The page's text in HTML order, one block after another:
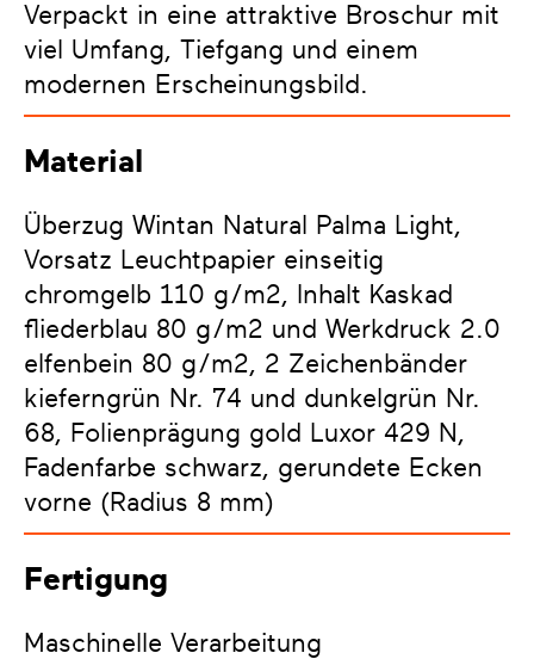
Verpackt in eine attraktive Broschur mit
viel Umfang, Tiefgang und einem
modernen Erscheinungsbild.
Material
Überzug Wintan Natural Palma Light,
Vorsatz Leuchtpapier einseitig
chromgelb 110 g/m2, Inhalt Kaskad
fliederblau 80 g/m2 und Werkdruck 2.0
elfenbein 80 g/m2, 2 Zeichenbänder
kieferngrün Nr. 74 und dunkelgrün Nr.
68, Folienprägung gold Luxor 429 N,
Fadenfarbe schwarz, gerundete Ecken
vorne (Radius 8 mm)
Fertigung
Maschinelle Verarbeitung